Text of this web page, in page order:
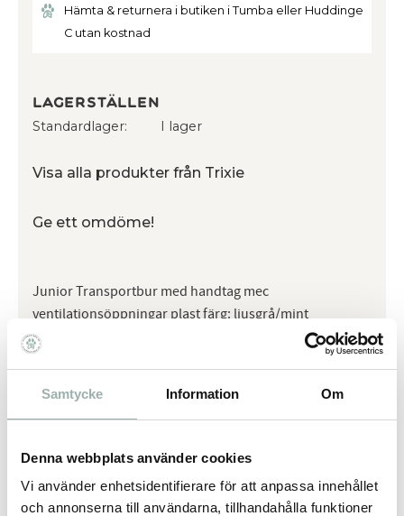
Samtycke Information Om
Denna webbplats använder cookies
Vi använder enhetsidentifierare för att anpassa innehållet
och annonserna till användarna, tillhandahålla funktioner
Hämta & returnera i butiken i Tumba eller Huddinge
C utan kostnad
Lagerställen
Standardlager I lager
Visa alla produkter från Trixie
Ge ett omdöme!
Junior Transportbur med handtag mec
ventilationsöppningar plast färg: ljusgrå/mint
Omdömen